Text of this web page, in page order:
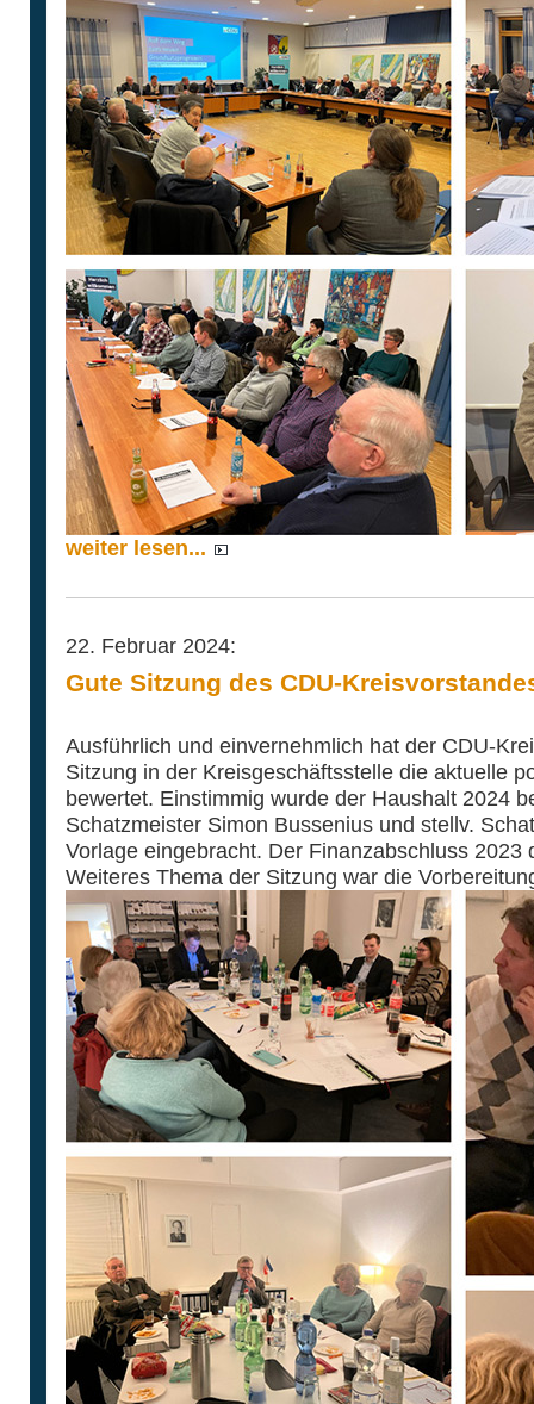
weiter lesen...
22. Februar 2024:
Gute Sitzung des CDU-
Ausführlich und einvernehmlich hat der CDU-
Sitzung in der Kreisgeschäftsstelle die aktuelle
bewertet. Einstimmig wurde der Haushalt 2024
Schatzmeister Simon Bussenius und stellv.
Vorlage eingebracht. Der Finanzabschluss 2023
Weiteres Thema der Sitzung war die